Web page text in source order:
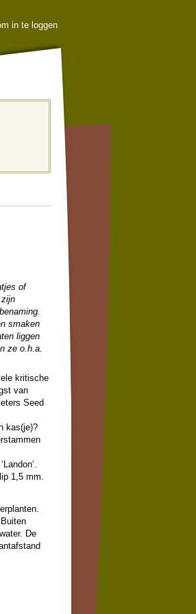
in te loggen
of
zijn
smaken
liggen
ze o.h.a.
kritische
van
Seed
kas(je)?
1,5 mm.
De